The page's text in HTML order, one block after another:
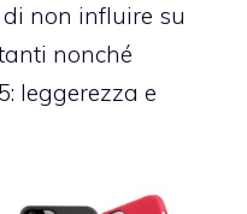
non influire su
nonché
leggerezza e